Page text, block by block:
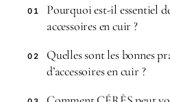
01
Pourquoi est-il essentiel
accessoires en cuir ?
02
Quelles sont les bonnes
d’accessoires en cuir ?